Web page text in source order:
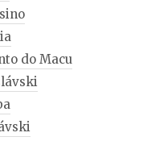
do Macu